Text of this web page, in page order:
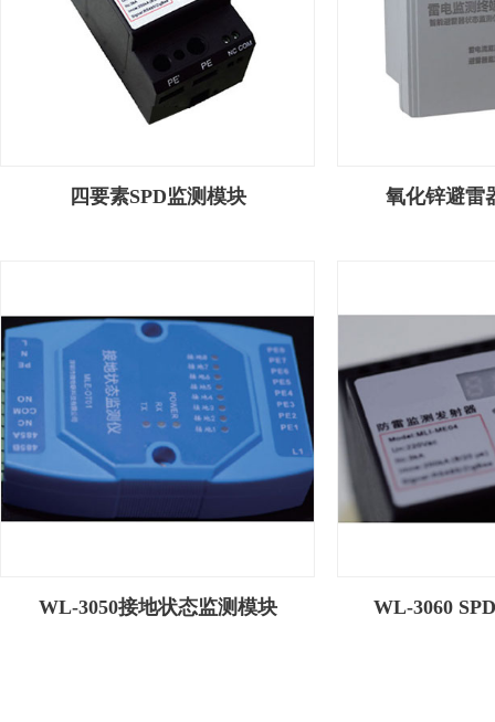
四要素SPD监测模块 氧化锌避雷
WL-3050接地状态监测模块 WL-3060